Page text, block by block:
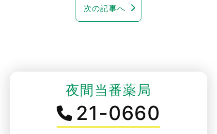
次の記事へ
夜間当番薬局
21-0660